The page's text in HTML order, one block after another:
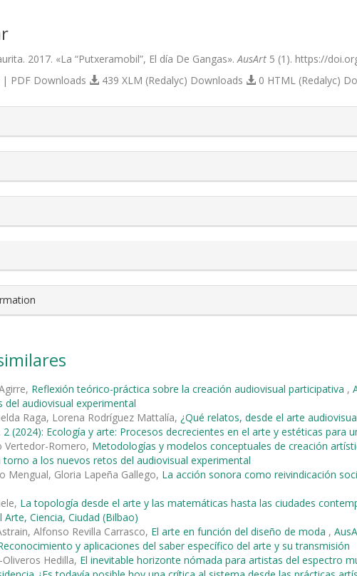
2017. «La “Putxeramobil”, El día De Gangas». AusArt 5 (1). https://
PDF Downloads 439 XLM (Redalyc) Downloads 0 HTML (Redalyc)
Reflexión teórico-práctica sobre la creación audiovisual participativa ,
del audiovisual experimental
Raga, Lorena Rodríguez Mattalía, ¿Qué relatos, desde el arte
2 (2024): Ecología y arte: Procesos decrecientes en el arte y estéticas para
Vertedor-Romero, Metodologías y modelos conceptuales de creación
torno a los nuevos retos del audiovisual experimental
Mengual, Gloria Lapeña Gallego, La acción sonora como reivindicación
La topología desde el arte y las matemáticas hasta las ciudades
Arte, Ciencia, Ciudad (Bilbao)
Alfonso Revilla Carrasco, El arte en función del diseño de moda ,
y aplicaciones del saber específico del arte y su transmisión
Oliveros Hedilla, El inevitable horizonte nómada para artistas del espectro